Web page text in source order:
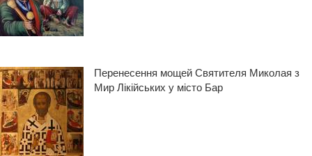
Перенесення мощей Святителя Миколая з
Мир Лікійських у місто Бар